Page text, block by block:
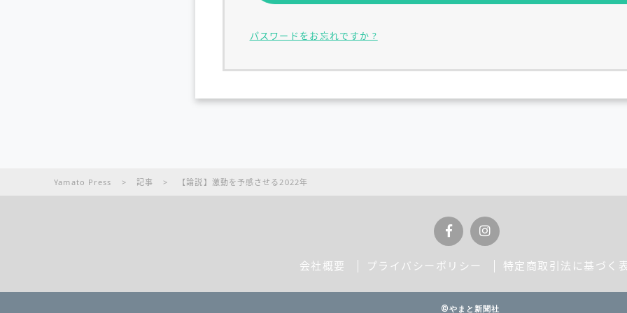
パスワードをお忘れですか ?
Yamato Press > 記事 > 【論説】激動を予感させる2022年
会社概要 プライバシーポリシー 特定商取引法に基づく
©やまと新聞社